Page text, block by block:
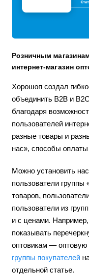
Розничным
интернет-магазин
Хорошоп создал
объединить В2В и
благодаря
пользователей
разные товары и
нас», способы оплаты
Можно установить
пользователи группы
товаров,
пользователи из
и с ценами.
показывать
оптовикам —
группы покупателей
отдельной статье.